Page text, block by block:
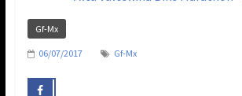
Gf-Mx
06/07/2017 Gf-Mx